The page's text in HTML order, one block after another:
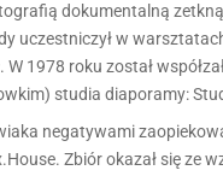
dokumen­talną
uczestniczył w
W 1978 roku został
studia diaporamy:
negatywami
Zbiór okazał się ze